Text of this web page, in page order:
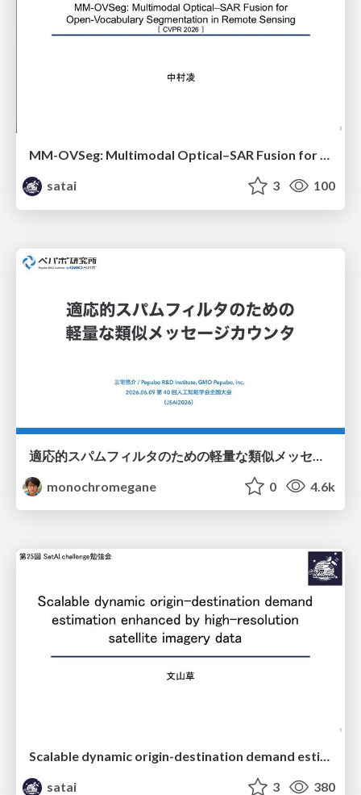
MM-OVSeg: Multimodal Optical–SAR Fusion for Open-Vocabulary Segmentation in Remote Sensing
satai
3 100
monochromegane
0 4.6k
Scalable dynamic origin-destination demand estimation enhanced by high-resolution satellite imagery data
satai
3 380